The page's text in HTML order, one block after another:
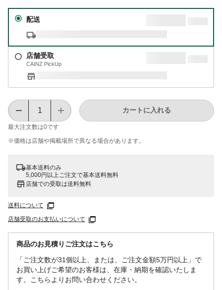
配送
店舗受取
CAINZ PickUp
最大注文数は0です
カートに入れる
※価格は​店舗や​掲載場所で​異なる​場合が​あります。
基本送料のみ
5,000円以上ご注文で基本送料無料
店舗での受取は送料無料
送料について
店舗受取のお支払いについて
商品のお見積りご注文はこちら
「ご注文数が31個以上、または、ご注文金額5万円以上」で
お買い上げご希望のお客様は、在庫・納期を確認いたしま
す。こちらよりお問い合わせください。